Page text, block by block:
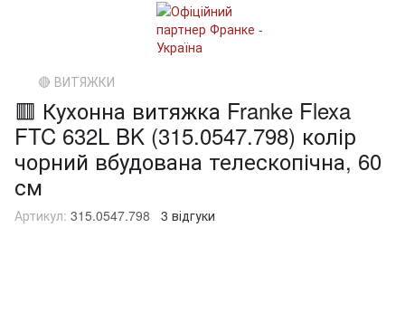
🔴 ВИТЯЖКИ
🟥 Кухонна витяжка Franke Flexa
FTC 632L BK (315.0547.798) колір
чорний вбудована телескопічна, 60
см
Артикул: 315.0547.798 3 відгуки